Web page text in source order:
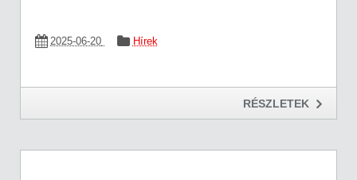
2025-06-20 Hírek
RÉSZLETEK